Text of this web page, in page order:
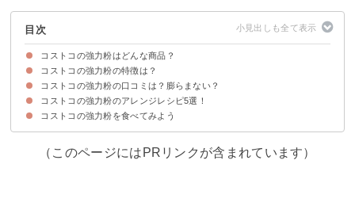
目次
コストコの強力粉はどんな商品？
コストコの強力粉の概要
コストコの強力粉の値段・価格
コストコの強力粉の賞味期限・消費期限
コストコの強力粉のカロリー・糖質
コストコの強力粉はどこに売ってる？売り場は？
コストコの強力粉の特徴は？
①安全性が高い
②質が高い
コストコの強力粉の口コミは？膨らまない？
コストコの強力粉のポジティブな口コミ
コストコの強力粉のネガティブな口コミ
コストコの強力粉のアレンジレシピ5選！
①食パン
②スコーン
③アイスボックスクッキー
④ピザ
⑤手打ちうどん
コストコの強力粉を食べてみよう
（このページにはPRリンクが含まれています）